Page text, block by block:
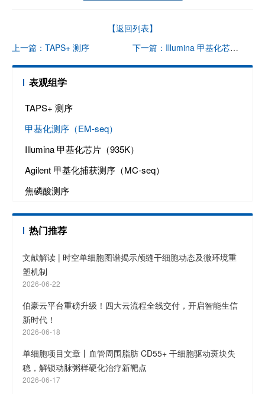
【返回列表】
上一篇：TAPS+ 测序
下一篇：Illumina 甲基化芯片（935K）
表观组学
TAPS+ 测序
甲基化测序（EM-seq）
Illumina 甲基化芯片（935K）
Agilent 甲基化捕获测序（MC-seq）
焦磷酸测序
热门推荐
文献解读 | 时空单细胞图谱揭示颅缝干细胞动态及微环境重
塑机制
2026-06-22
伯豪云平台重磅升级！四大云流程全线交付，开启智能生信
新时代！
2026-06-18
单细胞项目文章丨血管周围脂肪 CD55+ 干细胞驱动斑块失
稳，解锁动脉粥样硬化治疗新靶点
2026-06-17